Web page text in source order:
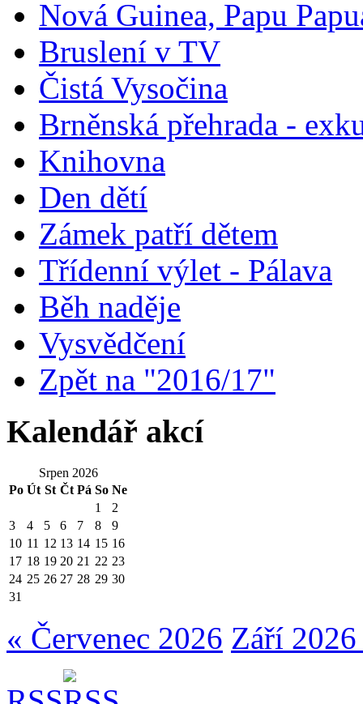
Nová Guinea, Papu
Bruslení v TV
Čistá Vysočina
Brněnská přehrada -
Knihovna
Den dětí
Zámek patří dětem
Třídenní výlet - Pálava
Běh naděje
Vysvědčení
Zpět na "2016/17"
Kalendář akcí
Srpen 2026
Po Út St Čt Pá So Ne
1
2
3
4 5 6 7 8
9
10 11 12 13 14 15 16
17 18 19 20 21 22 23
24 25 26 27 28 29 30
31
« Červenec 2026 Září